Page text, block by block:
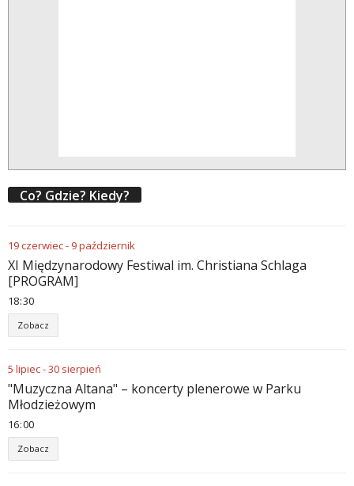
Co? Gdzie? Kiedy?
19czerwiec- 9październik
XI Międzynarodowy Festiwal im. Christiana Schlaga
[PROGRAM]
18 30
Zobacz
5 lipiec-30 sierpień
"Muzyczna Altana" – koncerty plenerowe w Parku
Młodzieżowym
16 00
Zobacz